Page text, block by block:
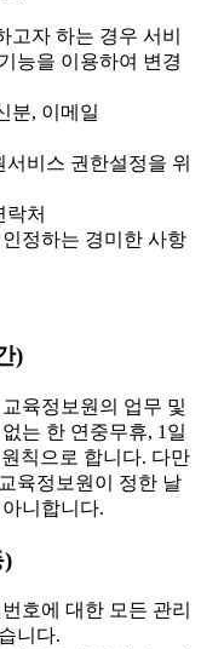
고자 하는 경우 서비
능을 이용하여 변경
분, 이메일
비스 권한설정을 위
처
정하는 경미한 사항
)
육정보원의 업무 및
는 한 연중무휴, 1일
원칙으로 합니다. 다만
육정보원이 정한 날
니합니다.
)
호에 대한 모든 관리
니다.